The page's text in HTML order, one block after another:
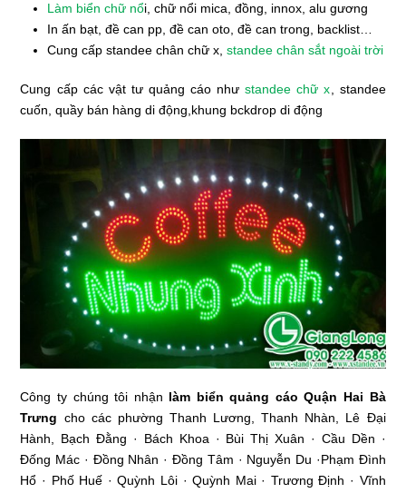
Làm biển chữ nổi, chữ nổi mica, đồng, innox, alu gương
In ấn bạt, đề can pp, đề can oto, đề can trong, backlist…
Cung cấp standee chân chữ x,standee chân sắt ngoài trời
Cung cấp các vật tư quảng cáo nhưstandee chữ x , standee
cuốn, quầy bán hàng di động,khung bckdrop di động
Công ty chúng tôi nhận làm biển quảng cáo Quận Hai Bà
Trưng cho các phường Thanh Lương, Thanh Nhàn, Lê Đại
Hành, Bạch Đằng · Bách Khoa · Bùi Thị Xuân · Cầu Dền ·
Đống Mác · Đồng Nhân · Đồng Tâm · Nguyễn Du ·Phạm Đình
Hổ · Phố Huế · Quỳnh Lôi · Quỳnh Mai · Trương Định · Vĩnh